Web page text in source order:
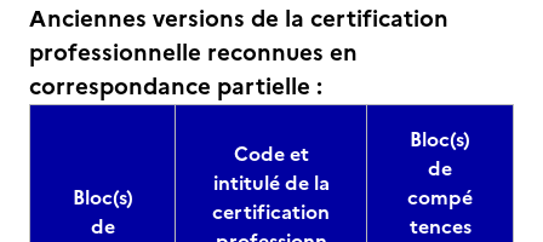
Anciennes versions de la certification
professionnelle reconnues en
correspondance partielle :
Bloc(s)
de
Code et
intitulé de la
certification
Bloc(s)
de
compé
tences